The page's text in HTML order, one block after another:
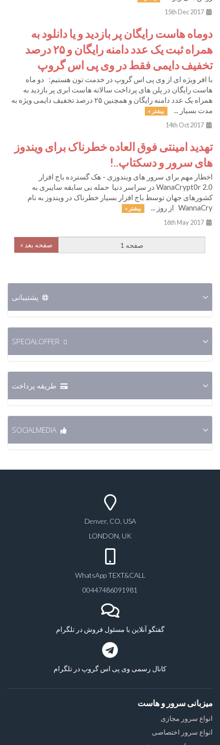
دوماه هاست رایگان پر بازدید و یا دانلود به
همراه ثبت یک عدد دامنه رایگان و ۲۵ درصد
تخفیف دایمی فقط در وی پی اس گروپ
با افر ویژه ای از وی پی اس گروپ در خدمت تون هستیم: دو ماه
هاست رایگان در پلن های پرداخت سالانه هاست ابری پر بازدید به
همراه یک عدد دامنه رایگان و همچنین ۲۵ درصد تخفیف دایمی ویژه به
مدت بسیار ...
بیشتر »
تهدید امینتی فوق العاده خطرناک برای ویندوز
های سرور و دسکتاپ..!
اخطار مهم برای سرور های ویندوزی - هک گسترده باج افزار
WanaCrypt0r 2.0 در سراسر دنیا‎​ حمله بی سابقه سایبری به
کشورهای جهان توسط باج افزار بسیار خطرناک در ویندوز به نام
WannaCry از روز ...
بیشتر »
صفحه بعد »
پشتیبانی
طریقه پرداخت
Denver, CO, USA
LONDON, UK
WhatsApp TEXT&CALL
00447486091981
گفتگو آنلاین با مسئول فروش در تلگرام
کانال رسمی وی پی اس گروپ در تلگرام
میزبانی سرور و هاست
انواع سرور مجازی
انواع سرور اختصاصی